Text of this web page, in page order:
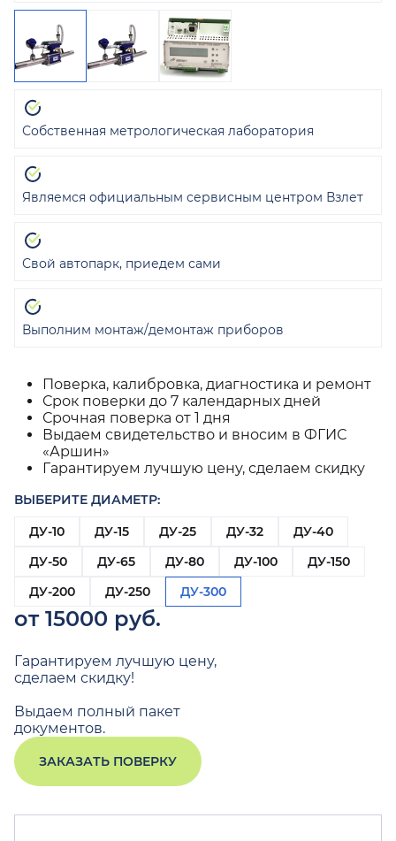
Поверка, калибровка, диагностика и ремонт
Срок поверки до 7 календарных дней
Срочная поверка от 1 дня
Выдаем свидетельство и вносим в ФГИС
«Аршин»
Гарантируем лучшую цену, сделаем скидку
ВЫБЕРИТЕ ДИАМЕТР:
ДУ-10
ДУ-15 ДУ-25 ДУ-32
ДУ-40
ДУ-50
ДУ-65 ДУ-80 ДУ-100
ДУ-150
ДУ-200
ДУ-250 ДУ-300
от 15000 руб.
Гарантируем лучшую цену,
сделаем скидку!
Выдаем полный пакет
документов.
ЗАКАЗАТЬ ПОВЕРКУ
Собственная метрологическая лаборатория
Являемся официальным сервисным центром Взлет
Свой автопарк, приедем сами
Выполним монтаж/демонтаж приборов